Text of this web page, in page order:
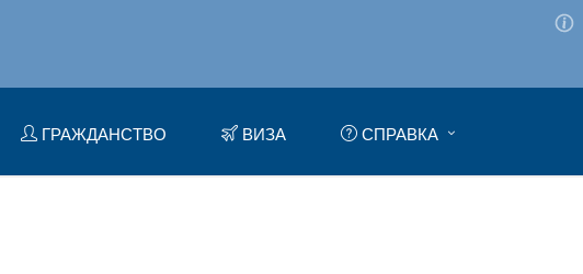
ГРАЖДАНСТВО ВИЗА СПРАВКА